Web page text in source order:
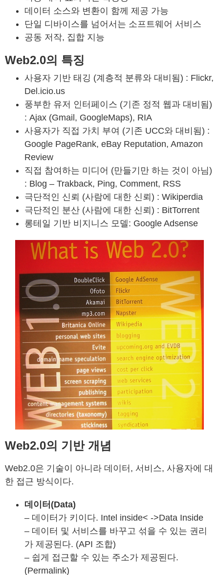
데이터 소스와 변환이 함께 제공 가능
단일 디바이스를 넘어서는 소프트웨어 서비스
공동 저작, 집합 지능
Web2.0의 특징
사용자 기반 태깅 (계층적 분류와 대비됨) : Flickr,
Del.icio.us
풍부한 유저 인터페이스 (기존 정적 웹과 대비됨)
: Ajax (Gmail, GoogleMaps), RIA
사용자가 직접 가치 부여 (기존 UCC와 대비됨) :
Google PageRank, eBay Reputation, Amazon
Review
직접 참여하는 미디어 (만들기만 하는 것이 아님)
: Blog – Trakback, Ping, Comment, RSS
극단적인 신뢰 (사람에 대한 신뢰) : Wikiperdia
극단적인 분산 (사람에 대한 신뢰) : BitTorrent
롱테일 기반 비지니스 모델: Google Adsense
Web2.0의 기반 개념
Web2.0은 기술이 아니라 데이터, 서비스, 사용자에 대
한 접근 방식이다.
데이터(Data)
– 데이터가 키이다. Intel inside< ->Data Inside
– 데이터 및 서비스를 바꾸고 섞을 수 있는 권리
가 제공된다. (API 조합)
– 쉽게 접근할 수 있는 주소가 제공된다.
(Permalink)